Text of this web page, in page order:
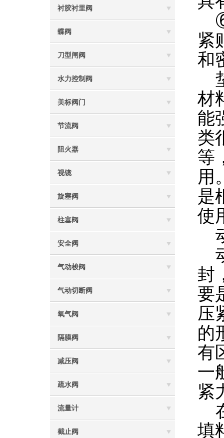
衬胶衬里阀
蝶阀
刀型闸阀
水力控制阀
美标阀门
节流阀
阻火器
视镜
旋塞阀
柱塞阀
安全阀
气动梭阀
气动切断阀
氧气阀
隔膜阀
减压阀
疏水阀
流量计
截止阀
⑥
紧
和
材
能
类
等
用
是
使
封
要
压
的
有
一
紧
填